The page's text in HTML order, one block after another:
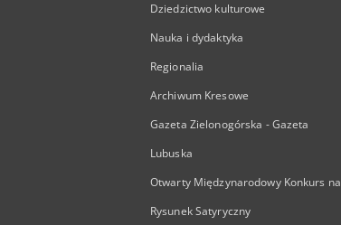
Dziedzictwo kulturowe
Nauka i dydaktyka
Regionalia
Archiwum Kresowe
Gazeta Zielonogórska - Gazeta
Lubuska
Otwarty Międzynarodowy Konkurs na
Rysunek Satyryczny